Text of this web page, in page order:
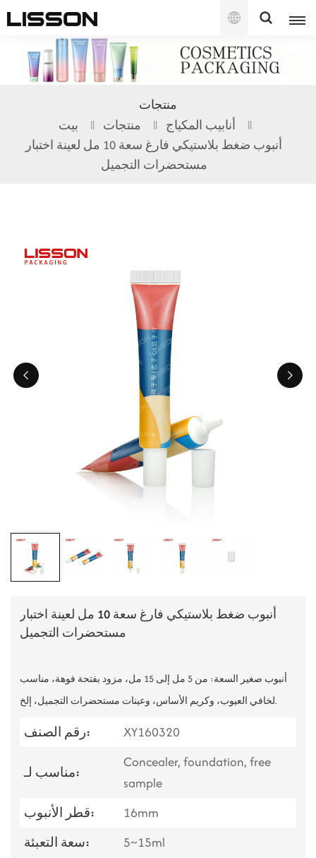
العربية
English
français
русский
한국의
ไทย
Tiếng việt
中文
منتجات
بيت منتجات
أنابيب المكياج
أنبوب ضغط بلاستيكي فارغ سعة 10 مل لعينة اختبار
مستحضرات التجميل
أنبوب ضغط بلاستيكي فارغ سعة 10 مل لعينة اختبار
مستحضرات التجميل
أنبوب صغير السعة: من 5 مل إلى 15 مل، مزود بفتحة فوهة، مناسب
لخافي العيوب، وكريم الأساس، وعينات مستحضرات التجميل، إلخ.
رقم الصنف: XY160320
مناسب لـ:
Concealer, foundation, free
sample
قطر الأنبوب:
16mm
سعة التعبئة:
5~15ml